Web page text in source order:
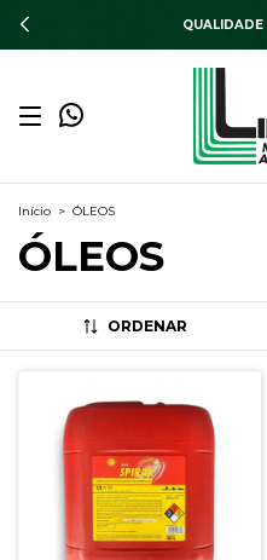
Início > ÓLEOS
ÓLEOS
ORDENAR